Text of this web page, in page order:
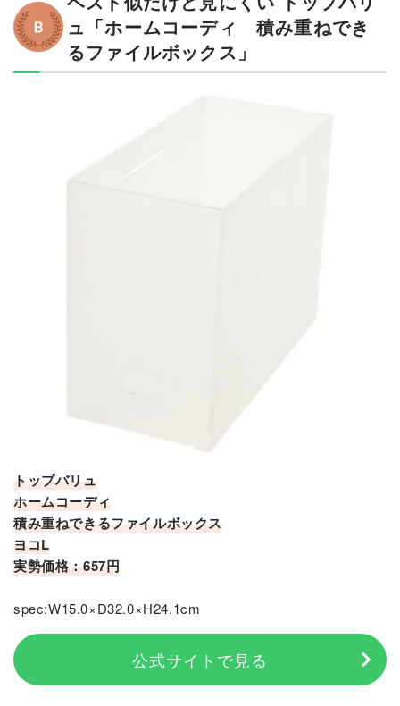
ュ「ホームコーディ 積み重ねでき
るファイルボックス」
トップバリュ
ホームコーディ
積み重ねできるファイルボックス
ヨコL
実勢価格：657円
spec:W15.0×D32.0×H24.1cm
公式サイトで見る